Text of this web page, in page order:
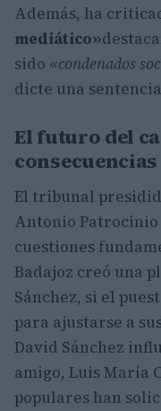
Además, ha
mediático»
sido «condenados
dicte una
El futuro del
consecuencias
El tribunal
Antonio
cuestiones
Badajoz creó una
Sánchez, si el
para ajustarse a
David Sánchez
amigo, Luis María
populares han